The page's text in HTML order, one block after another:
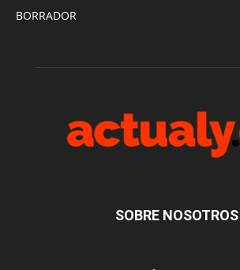
BORRADOR
SOBRE NOSOTROS